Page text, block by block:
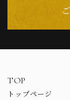
TOP
トップページ